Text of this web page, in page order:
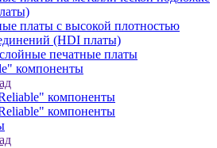
платы с высокой плотностью
(HDI платы)
печатные платы
компоненты
компоненты
компоненты